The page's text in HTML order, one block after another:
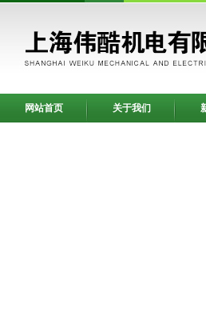
网站首页 关于我们